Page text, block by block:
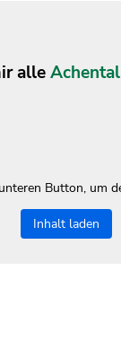
alleAchental
Button, um
Inhalt laden